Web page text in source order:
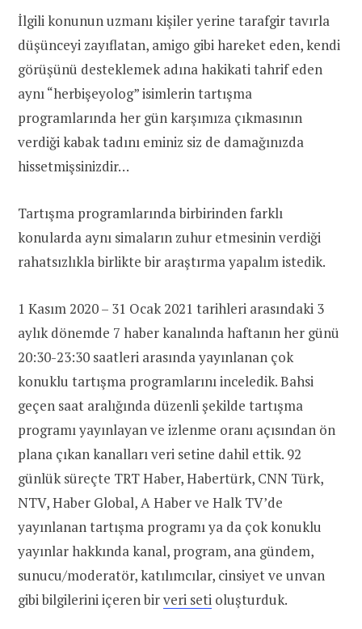
İlgili konunun uzmanı kişiler yerine tarafgir tavırla
düşünceyi zayıflatan, amigo gibi hareket eden, kendi
görüşünü desteklemek adına hakikati tahrif eden
aynı “herbişeyolog” isimlerin tartışma
programlarında her gün karşımıza çıkmasının
verdiği kabak tadını eminiz siz de damağınızda
hissetmişsinizdir…
Tartışma programlarında birbirinden farklı
konularda aynı simaların zuhur etmesinin verdiği
rahatsızlıkla birlikte bir araştırma yapalım istedik.
1 Kasım 2020 – 31 Ocak 2021 tarihleri arasındaki 3
aylık dönemde 7 haber kanalında haftanın her günü
20:30-23:30 saatleri arasında yayınlanan çok
konuklu tartışma programlarını inceledik. Bahsi
geçen saat aralığında düzenli şekilde tartışma
programı yayınlayan ve izlenme oranı açısından ön
plana çıkan kanalları veri setine dahil ettik. 92
günlük süreçte TRT Haber, Habertürk, CNN Türk,
NTV, Haber Global, A Haber ve Halk TV’de
yayınlanan tartışma programı ya da çok konuklu
yayınlar hakkında kanal, program, ana gündem,
sunucu/moderatör, katılımcılar, cinsiyet ve unvan
gibi bilgilerini içeren birveri seti oluşturduk.